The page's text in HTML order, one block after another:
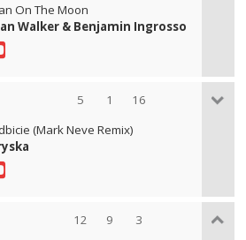
On The Moon
Walker & Benjamin Ingrosso
5 1 16
(Mark Neve Remix)
12 9 3